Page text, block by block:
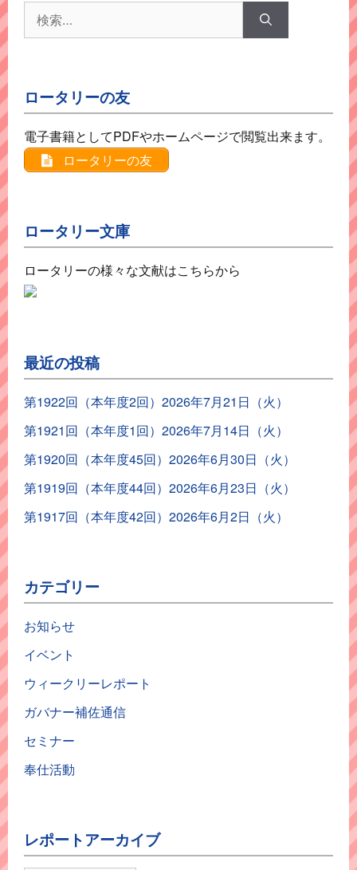
索:
ロータリーの友
電子書籍としてPDFやホームページで閲覧出来ます。
ロータリーの友
ロータリー文庫
ロータリーの様々な文献はこちらから
最近の投稿
第1922回（本年度2回）2026年7月21日（火）
第1921回（本年度1回）2026年7月14日（火）
第1920回（本年度45回）2026年6月30日（火）
第1919回（本年度44回）2026年6月23日（火）
第1917回（本年度42回）2026年6月2日（火）
カテゴリー
お知らせ
イベント
ウィークリーレポート
ガバナー補佐通信
セミナー
奉仕活動
レポートアーカイブ